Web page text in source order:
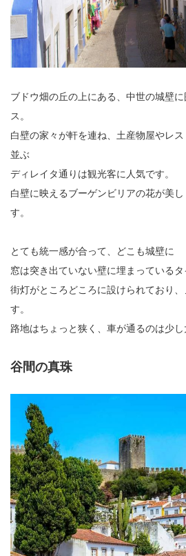
ブドウ畑の丘の上にある、中世の城壁
ス。
白壁の家々が軒を連ね、土産物屋やレ
並ぶ
ディレイタ通りは観光客に人気です。
白壁に映えるブーゲンビリアの花が美
す。
とても統一感が合って、どこも城壁に
窓は突き出ていない壁に埋まっているタ
街灯がところどころに設けられており
す。
路地はちょっと狭く、車が通るのは少し
谷間の真珠